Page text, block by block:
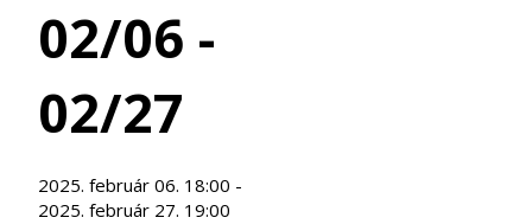
02/06 -
02/27
2025. február 06. 18:00 -
2025. február 27. 19:00